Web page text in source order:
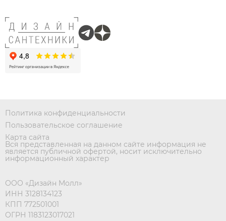
Политика конфиденциальности
Пользовательское соглашение
Карта сайта
Вся представленная на данном сайте информация не
является публичной офертой, носит исключительно
информационный характер
ООО «Дизайн Молл»
ИНН 3128134123
КПП 772501001
ОГРН 1183123017021